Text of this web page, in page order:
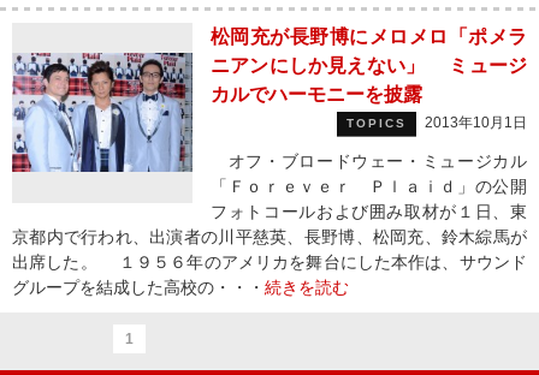
松岡充が長野博にメロメロ「ポメラ
ニアンにしか見えない」 ミュージ
カルでハーモニーを披露
TOPICS 2013年10月1日
オフ・ブロードウェー・ミュージカル
「Ｆｏｒｅｖｅｒ Ｐｌａｉｄ」の公開
フォトコールおよび囲み取材が１日、東
京都内で行われ、出演者の川平慈英、長野博、松岡充、鈴木綜馬が
出席した。 １９５６年のアメリカを舞台にした本作は、サウンド
グループを結成した高校の・・・ 続きを読む
1